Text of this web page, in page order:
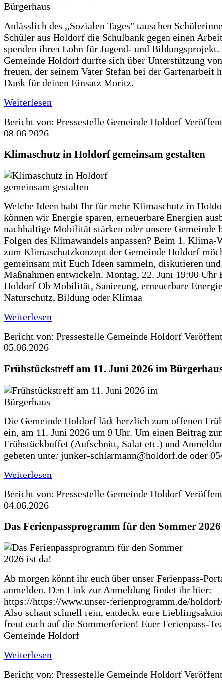
Anlässlich des ,,Sozialen Tages" tauschen
Schüler aus Holdorf die Schulbank gegen einen
spenden ihren Lohn für Jugend- und Bildungsprojekt.
Gemeinde Holdorf durfte sich über Unterstützung
freuen, der seinem Vater Stefan bei der Gartenarbeit
Dank für deinen Einsatz Moritz.
Weiterlesen
Bericht von: Pressestelle Gemeinde Holdorf
08.06.2026
Klimaschutz in Holdorf gemeinsam gestalten
Welche Ideen habt Ihr für mehr Klimaschutz in
können wir Energie sparen, erneuerbare Energien
nachhaltige Mobilität stärken oder unsere Gemeinde
Folgen des Klimawandels anpassen? Beim 1. Klima-
zum Klimaschutzkonzept der Gemeinde Holdorf
gemeinsam mit Euch Ideen sammeln, diskutieren
Maßnahmen entwickeln. Montag, 22. Juni 19:00 Uhr
Holdorf Ob Mobilität, Sanierung, erneuerbare
Naturschutz, Bildung oder Klimaa
Weiterlesen
Bericht von: Pressestelle Gemeinde Holdorf
05.06.2026
Frühstückstreff am 11. Juni 2026 im
Die Gemeinde Holdorf lädt herzlich zum offenen
ein, am 11. Juni 2026 um 9 Uhr. Um einen Beitrag
Frühstückbuffet (Aufschnitt, Salat etc.) und
gebeten unter junker-schlarmann@holdorf.de oder
Weiterlesen
Bericht von: Pressestelle Gemeinde Holdorf
04.06.2026
Das Ferienpassprogramm für den Sommer
Ab morgen könnt ihr euch über unser Ferienpass-
anmelden. Den Link zur Anmeldung findet ihr hier:
https://https://www.unser-ferienprogramm.de/
Also schaut schnell rein, entdeckt eure
freut euch auf die Sommerferien! Euer Ferienpass-
Gemeinde Holdorf
Weiterlesen
Bericht von: Pressestelle Gemeinde Holdorf